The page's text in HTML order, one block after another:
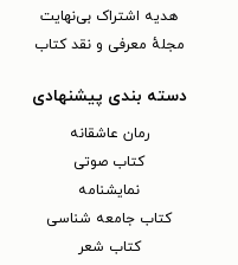
هدیه اشتراک بی‌نهایت
مجلهٔ معرفی و نقد کتاب
دسته بندی پیشنهادی
رمان عاشقانه
کتاب‌ صوتی
نمایشنامه
کتاب جامعه شناسی
کتاب شعر